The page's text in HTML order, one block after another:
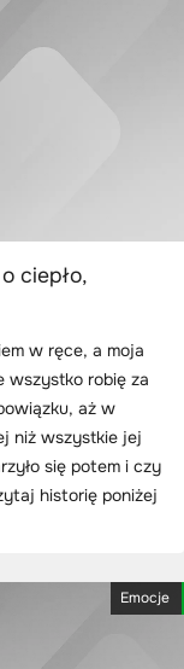
ciepło,
w ręce, a moja
wszystko robię za
aż w
niż wszystkie jej
się potem i czy
historię poniżej
Emocje